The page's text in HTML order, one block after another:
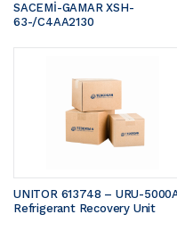
SACEMİ-GAMAR XSH-
63-/C4AA2130
UNITOR 613748 – URU-
Refrigerant Recovery Unit